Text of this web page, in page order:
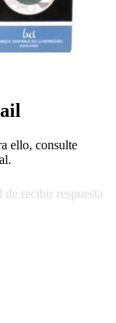
ello, consulte
recibir respuesta